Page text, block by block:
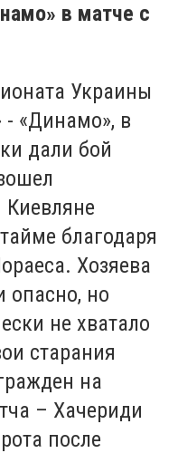
в матче с
Украины
- «Динамо», в
дали бой
Киевляне
благодаря
Хозяева
опасно, но
не хватало
старания
на
– Хачериди
после